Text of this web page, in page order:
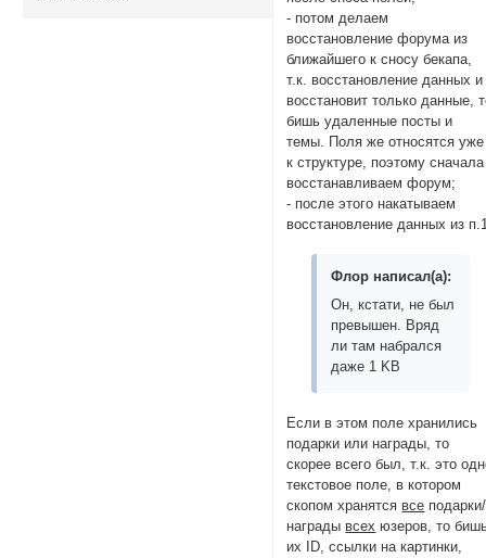
- потом делаем
восстановление форума из
ближайшего к сносу бекапа,
т.к. восстановление данных и
восстановит только данные,
бишь удаленные посты и
темы. Поля же относятся уже
к структуре, поэтому сначала
восстанавливаем форум;
- после этого накатываем
восстановление данных из
Флор написал(а):
Он, кстати, не был
превышен. Вряд
ли там набрался
даже 1 KB
Если в этом поле хранились
подарки или награды, то
скорее всего был, т.к. это
текстовое поле, в котором
скопом хранятся все подарки/
награды всех юзеров, то
их ID, ссылки на картинки,